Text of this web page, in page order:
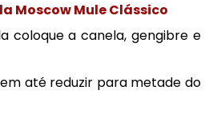
Moscow Mule Clássico
coloque a canela, gengibre e
até reduzir para metade do